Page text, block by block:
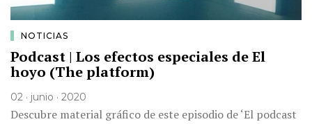
NOTICIAS
Podcast | Los efectos especiales de El
hoyo (The platform)
02 · junio · 2020
Descubre material gráfico de este episodio de ‘El podcast